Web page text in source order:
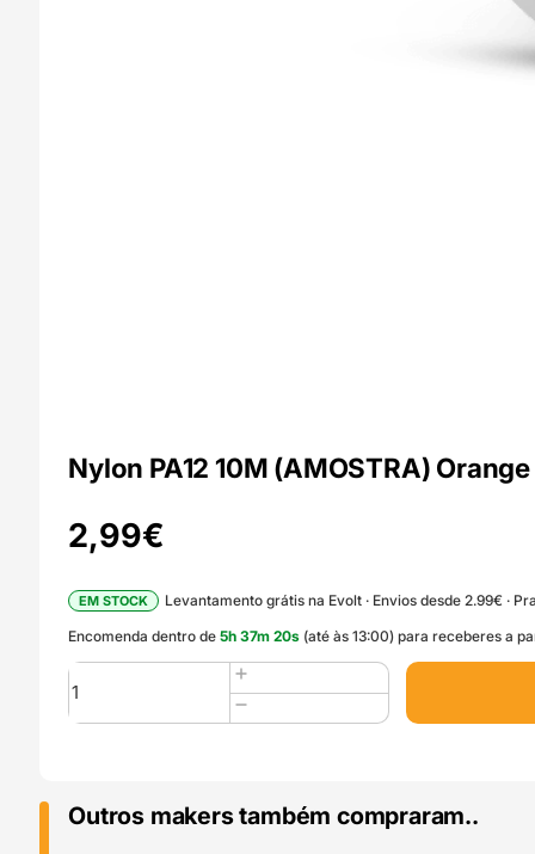
Nylon PA12 10M (AMOSTRA)
2,99€
EM STOCK
Levantamento grátis na Evolt · Envios desde 2.99€ ·
Encomenda dentro de5h37m19s (até às 13:00) para receberes a
Quantidade
de
Nylon
(AMOSTRA)
Orange
Outros makers também compraram..